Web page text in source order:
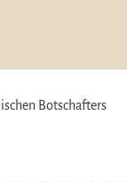
Botschafters